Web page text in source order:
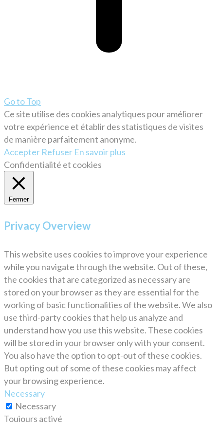
Go to Top
Ce site utilise des cookies analytiques pour améliorer
votre expérience et établir des statistiques de visites
de manière parfaitement anonyme.
Accepter Refuser En savoir plus
Confidentialité et cookies
Fermer
Privacy Overview
This website uses cookies to improve your experience
while you navigate through the website. Out of these,
the cookies that are categorized as necessary are
stored on your browser as they are essential for the
working of basic functionalities of the website. We also
use third-party cookies that help us analyze and
understand how you use this website. These cookies
will be stored in your browser only with your consent.
You also have the option to opt-out of these cookies.
But opting out of some of these cookies may affect
your browsing experience.
Necessary
Necessary
Toujours activé